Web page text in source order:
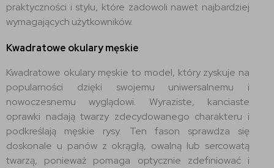
praktyczności i stylu, które zadowoli nawet najbardziej
wymagających użytkowników.
Kwadratowe okulary męskie
Kwadratowe okulary męskie to model, który zyskuje na
popularności dzięki swojemu uniwersalnemu i
nowoczesnemu wyglądowi. Wyraziste, kanciaste
oprawki nadają twarzy zdecydowanego charakteru i
podkreślają męskie rysy. Ten fason sprawdza się
doskonale u panów z okrągłą, owalną lub sercowatą
twarzą, ponieważ pomaga optycznie zdefiniować i